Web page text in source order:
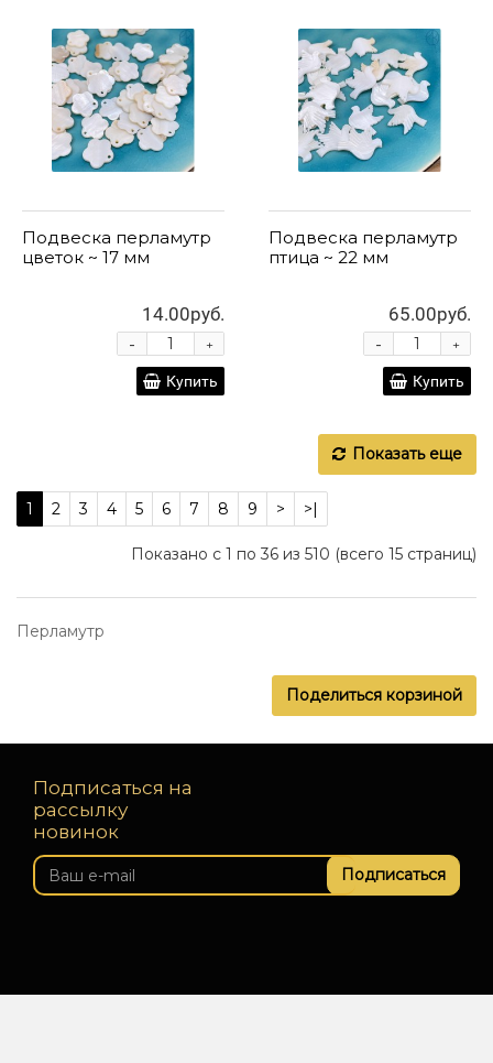
Подвеска перламутр
цветок ~ 17 мм
14.00руб.
+
-
Купить
Подвеска перламутр
птица ~ 22 мм
65.00руб.
+
-
Купить
Показать еще
1 2 3 4 5 6 7 8 9 > >|
Показано с 1 по 36 из 510 (всего 15 страниц)
Перламутр
Поделиться корзиной
Подписаться на
рассылку
новинок
Подписаться